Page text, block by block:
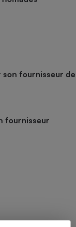
son fournisseur de
fournisseur